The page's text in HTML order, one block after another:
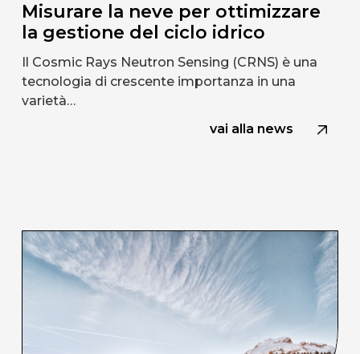
Misurare la neve per ottimizzare
la gestione del ciclo idrico
Il Cosmic Rays Neutron Sensing (CRNS) è una
tecnologia di crescente importanza in una
varietà…
vai alla news